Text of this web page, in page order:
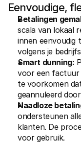
Eenvoudige,
Betalingen
scala van lokaal
innen eenvoudig
volgens je
Smart dunning:
voor een factuur
te voorkomen
geannuleerd
Naadloze
ondersteunen
klanten. De
voor gebruik.